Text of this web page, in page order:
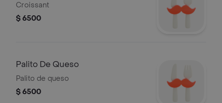
Croissant
$ 6500
Palito De Queso
Palito de queso
$ 6500